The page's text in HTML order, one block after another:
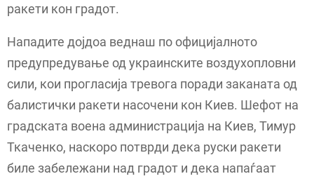
ракети кон градот.
Нападите дојдоа веднаш по официјалното
предупредување од украинските воздухопловни
сили, кои прогласија тревога поради заканата од
балистички ракети насочени кон Киев. Шефот на
градската воена администрација на Киев, Тимур
Ткаченко, наскоро потврди дека руски ракети
биле забележани над градот и дека напаѓаат